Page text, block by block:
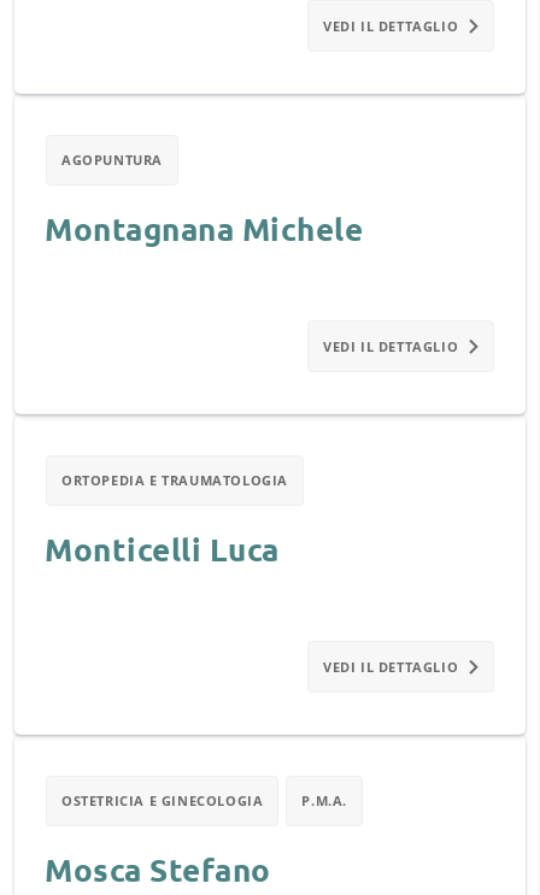
VEDI IL DETTAGLIO
AGOPUNTURA
Montagnana Michele
VEDI IL DETTAGLIO
ORTOPEDIA E TRAUMATOLOGIA
Monticelli Luca
VEDI IL DETTAGLIO
OSTETRICIA E GINECOLOGIA P.M.A.
Mosca Stefano